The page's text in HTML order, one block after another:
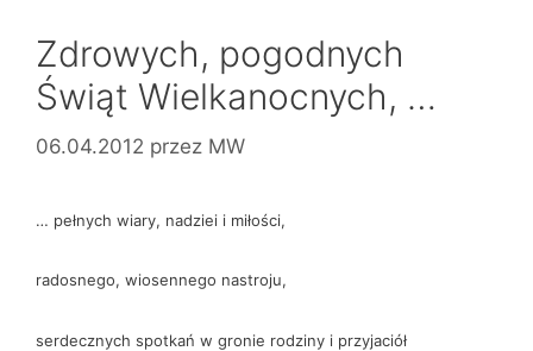
Zdrowych, pogodnych
Świąt Wielkanocnych, …
06.04.2012 przez MW
… pełnych wiary, nadziei i miłości,
radosnego, wiosennego nastroju,
serdecznych spotkań w gronie rodziny i przyjaciół